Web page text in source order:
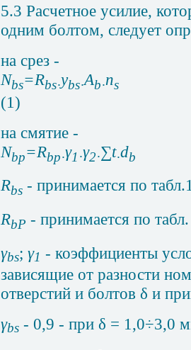
5.3 Расчетное усилие,
одним болтом, следует
на срез -
Nbs=Rbs·ybs·Ab·ns
(1)
на смятие -
Nbp=Rbp·γ1 ·γ2·∑t·db
Rbs - принимается по
RbP - принимается по
γbs; γ1 - коэффициенты
зависящие от разности
отверстий и болтов δ и
γbs - 0,9 - при δ = 1,0÷3,0